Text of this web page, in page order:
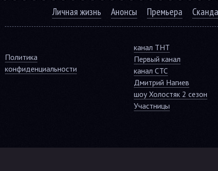
Личная жизнь Анонсы Премьера
Политика
конфиденциальности
канал ТНТ
Первый канал
канал СТС
Дмитрий Нагиев
шоу Холостяк 2 сезон
Участницы